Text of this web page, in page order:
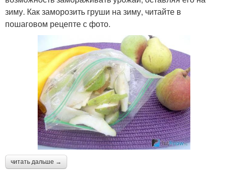
зиму. Как заморозить груши на зиму, читайте в
пошаговом рецепте с фото.
читать дальше →